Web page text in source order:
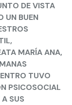
DE VISTA
UN BUEN
MARÍA ANA,
TUVO
PSICOSOCIAL
SUS